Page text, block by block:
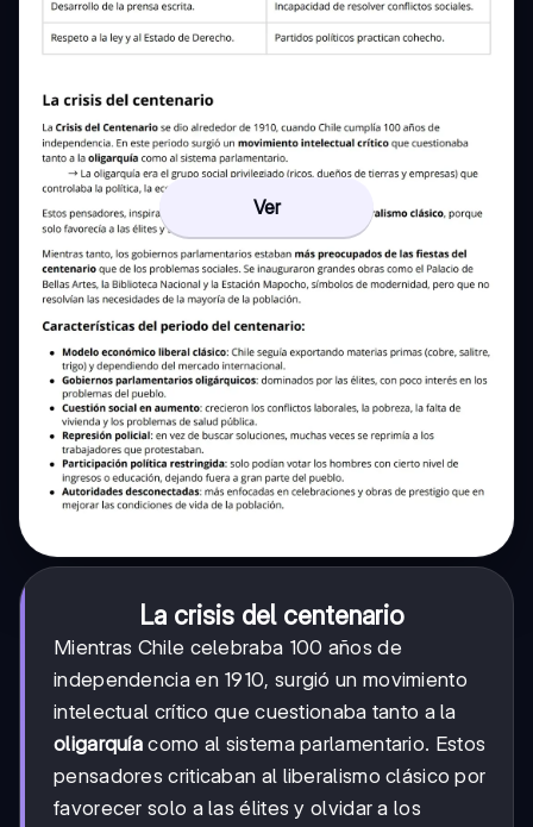
Ver
La crisis del centenario
Mientras Chile celebraba 100 años de
independencia en 1910, surgió un movimiento
intelectual crítico que cuestionaba tanto a la
oligarquía como al sistema parlamentario. Estos
pensadores criticaban al liberalismo clásico por
favorecer solo a las élites y olvidar a los